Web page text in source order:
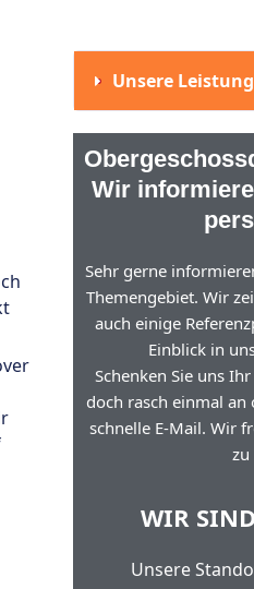
Unsere
Wir
Sehr gerne
Themengebiet. Wir
auch einige
Einblick in
Schenken Sie uns
doch rasch einmal an
schnelle E-Mail. Wir
zu
WIR
Unsere